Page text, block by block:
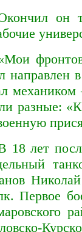
он
направлен
разные:
18 лет
Первое